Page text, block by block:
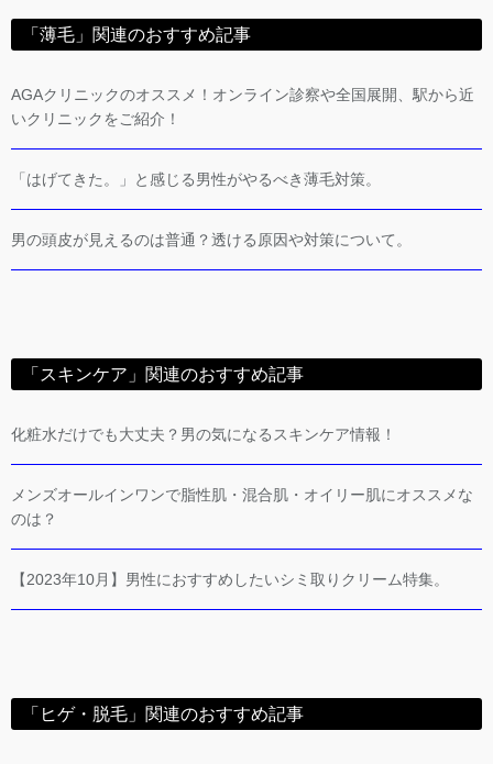
「薄毛」関連のおすすめ記事
AGAクリニックのオススメ！オンライン診察や全国展開、駅から近
いクリニックをご紹介！
「はげてきた。」と感じる男性がやるべき薄毛対策。
男の頭皮が見えるのは普通？透ける原因や対策について。
「スキンケア」関連のおすすめ記事
化粧水だけでも大丈夫？男の気になるスキンケア情報！
メンズオールインワンで脂性肌・混合肌・オイリー肌にオススメな
のは？
【2023年10月】男性におすすめしたいシミ取りクリーム特集。
「ヒゲ・脱毛」関連のおすすめ記事